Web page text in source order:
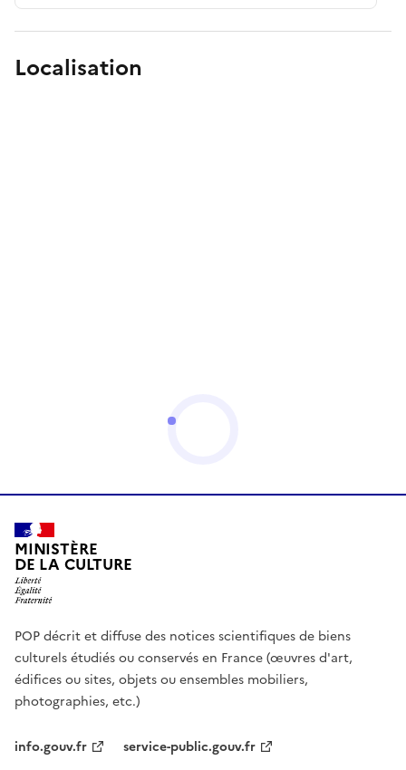
Localisation
MINISTÈRE
DE LA CULTURE
POP décrit et diffuse des notices scientifiques de biens
culturels étudiés ou conservés en France (œuvres d'art,
édifices ou sites, objets ou ensembles mobiliers,
photographies, etc.)
info.gouv.fr service-public.gouv.fr